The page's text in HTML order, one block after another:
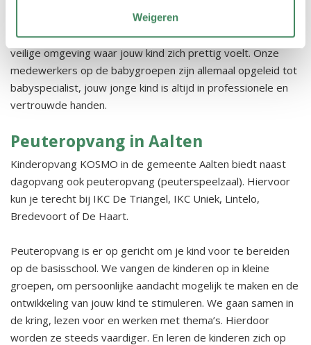
Weigeren
spelenderwijs ontwikkelen en hun eerste sociale contacten
opdoen. Ons liefdevolle team van zorgt dagelijks voor een
veilige omgeving waar jouw kind zich prettig voelt. Onze
medewerkers op de babygroepen zijn allemaal opgeleid tot
babyspecialist, jouw jonge kind is altijd in professionele en
vertrouwde handen.
Peuteropvang in Aalten
Kinderopvang KOSMO in de gemeente Aalten biedt naast
dagopvang ook peuteropvang (peuterspeelzaal). Hiervoor
kun je terecht bij IKC De Triangel, IKC Uniek, Lintelo,
Bredevoort of De Haart.
Peuteropvang is er op gericht om je kind voor te bereiden
op de basisschool. We vangen de kinderen op in kleine
groepen, om persoonlijke aandacht mogelijk te maken en de
ontwikkeling van jouw kind te stimuleren. We gaan samen in
de kring, lezen voor en werken met thema’s. Hierdoor
worden ze steeds vaardiger. En leren de kinderen zich op